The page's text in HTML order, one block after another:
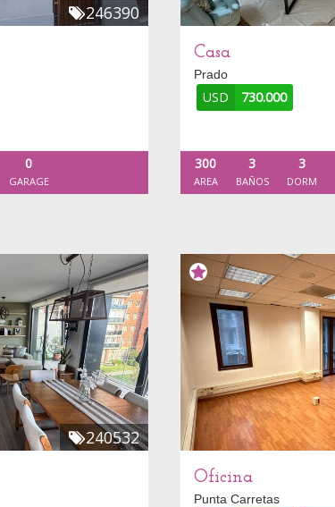
246390
0
GARAGE
Casa
Prado
USD 730.000
300
AREA
3
BAÑOS
3
DORM
240532
Oficina
Punta Carretas